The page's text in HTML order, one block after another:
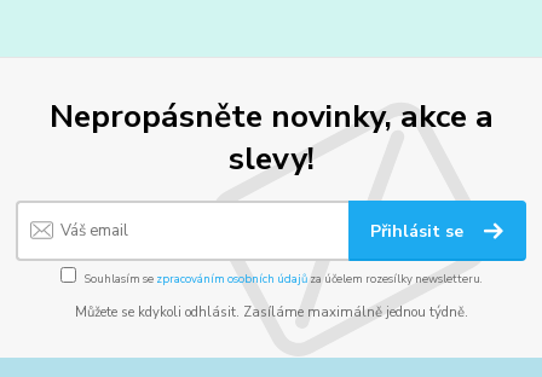
Nepropásněte novinky, akce a
slevy!
Přihlásit se
Souhlasím se zpracováním osobních údajůza účelem rozesílky newsletteru.
Můžete se kdykoli odhlásit. Zasíláme maximálně jednou týdně.